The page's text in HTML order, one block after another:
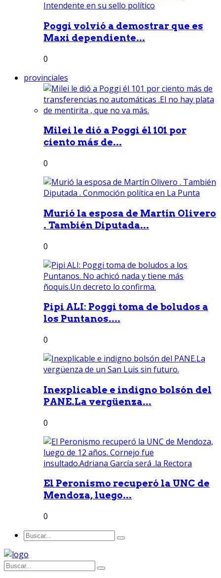
Poggi volvió a demostrar que es
Maxi dependiente...
0
provinciales
Milei le dió a Poggi él 101 por
ciento más de...
0
Murió la esposa de Martín Olivero
. También Diputada...
0
Pipi ALI: Poggi toma de boludos a
los Puntanos....
0
Inexplicable e indigno bolsón del
PANE.La vergüenza...
0
El Peronismo recuperó la UNC de
Mendoza, luego...
0